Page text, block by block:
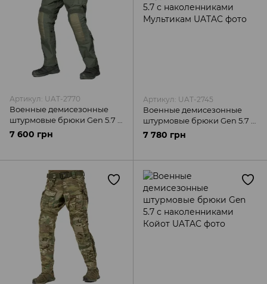
Артикул: UAT-2770
Военные демисезонные
штурмовые брюки Gen 5.7 с
наколенниками Олива
7 600 грн
Артикул: UAT-2745
Военные демисезонные
штурмовые брюки Gen 5.7 с
наколенниками Мультикам
7 780 грн